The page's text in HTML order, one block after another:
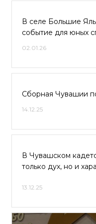
В селе Большие
событие для юных
02.01.26
Сборная Чувашии
14.12.25
В Чувашском
только дух, но и
13.12.25